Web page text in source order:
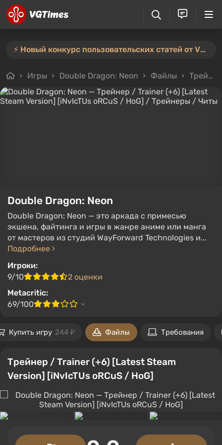
⚡️ Новый конкурс пользовательских статей от VGTimes — участвуйте тут ⚡️
Игры Double Dragon: Neon Файлы Трейнеры
Double Dragon: Neon
Double Dragon: Neon — это аркада с примесью
экшена, файтинга и игры в жанре аниме или манга
от мастеров из студий WayForward Technologies и...
Подробнее
Игроки:
9/10
2 оценки
Metacritic:
69/100
Купить игру 244 ₽ Файлы Требования
Трейнер / Trainer (+6) [Latest Steam
Version] [iNvIcTUs oRCuS / HoG]